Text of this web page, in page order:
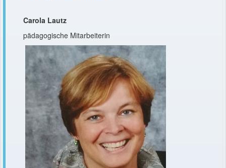
Carola Lautz
pädagogische Mitarbeiterin